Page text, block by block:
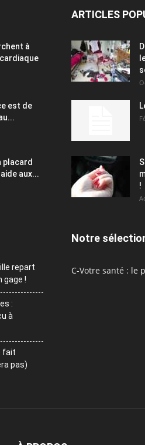
à
est de
placard
aux...
repart
gage !
:
à
fait
pas)
ARTICLES
!
Notre
C-Votre santé : le